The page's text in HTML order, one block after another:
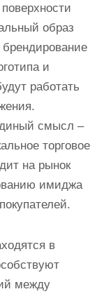
образ
и
работать
смысл –
торговое
на рынок
имиджа
в
между